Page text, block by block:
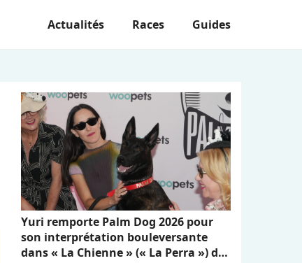
Actualités Races Guides
Yuri remporte Palm Dog 2026 pour
son interprétation bouleversante
dans « La Chienne » (« La Perra ») de